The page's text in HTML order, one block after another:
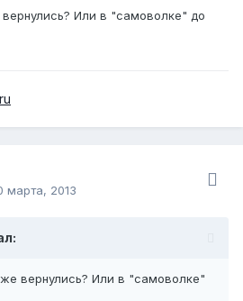
Или в "самоволке" до
марта, 2013
вернулись? Или в "самоволке"